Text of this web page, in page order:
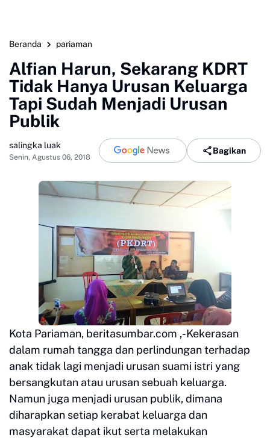
Beranda pariaman
Alfian Harun, Sekarang KDRT
Tidak Hanya Urusan Keluarga
Tapi Sudah Menjadi Urusan
Publik
salingka luak
Senin, Agustus 06, 2018
Bagikan
Kota Pariaman, beritasumbar.com ,-Kekerasan
dalam rumah tangga dan perlindungan terhadap
anak tidak lagi menjadi urusan suami istri yang
bersangkutan atau urusan sebuah keluarga.
Namun juga menjadi urusan publik, dimana
diharapkan setiap kerabat keluarga dan
masyarakat dapat ikut serta melakukan